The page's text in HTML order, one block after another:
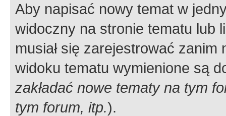
Aby napisać nowy temat w
widoczny na stronie tematu lub
musiał się zarejestrować
widoku tematu wymienione są
zakładać nowe tematy na tym
tym forum, itp.).